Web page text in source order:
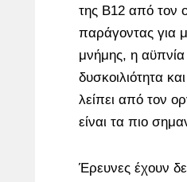
της B12 από τον
παράγοντας για
μνήμης, η
δυσκοιλιότητα
λείπει από τον
είναι τα πιο
Έρευνες έχουν